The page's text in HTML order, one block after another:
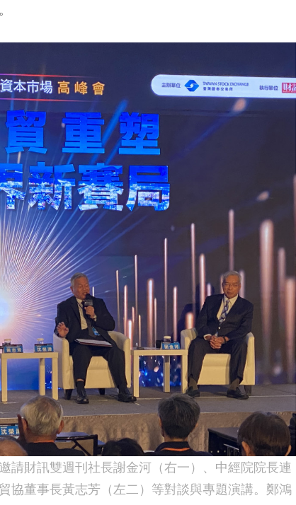
請財訊雙週刊社長謝金河（右一）、中經院院長連
協董事長黃志芳（左二）等對談與專題演講。鄭鴻